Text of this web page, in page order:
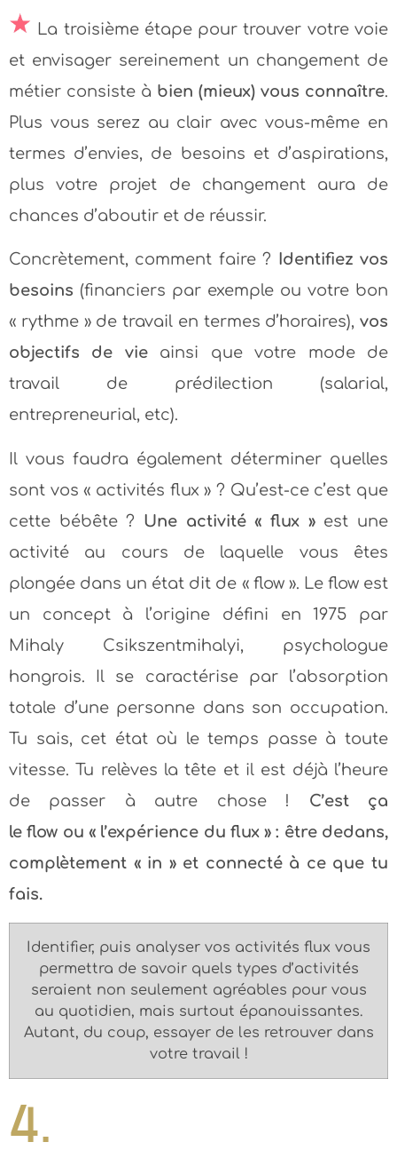
La troisième étape pour trouver votre voie
et envisager sereinement un changement de
métier consiste à bien (mieux) vous connaître.
Plus vous serez au clair avec vous-même en
termes d’envies, de besoins et d’aspirations,
plus votre projet de changement aura de
chances d’aboutir et de réussir.
Concrètement, comment faire ? Identifiez vos
besoins (financiers par exemple ou votre bon
« rythme » de travail en termes d’horaires), vos
objectifs de vieainsi que votre mode de
travail de prédilection (salarial,
entrepreneurial, etc).
Il vous faudra également déterminer quelles
sont vos « activités flux » ? Qu’est-ce c’est que
cette bébête ? Une activité « flux »est une
activité au cours de laquelle vous êtes
plongée dans un état dit de « flow ». Le flow est
un concept à l’origine défini en 1975 par
Mihaly Csikszentmihalyi, psychologue
hongrois. Il se caractérise par l’absorption
totale d’une personne dans son occupation.
Tu sais, cet état où le temps passe à toute
vitesse. Tu relèves la tête et il est déjà l’heure
de passer à autre chose ! C’est ça
le flow ou « l’expérience du flux » : être dedans,
complètement « in » et connecté à ce que tu
fais.
Identifier, puis analyser vos activités flux vous
permettra de savoir quels types d’activités
seraient non seulement agréables pour vous
au quotidien, mais surtout épanouissantes.
Autant, du coup, essayer de les retrouver dans
votre travail !
4.